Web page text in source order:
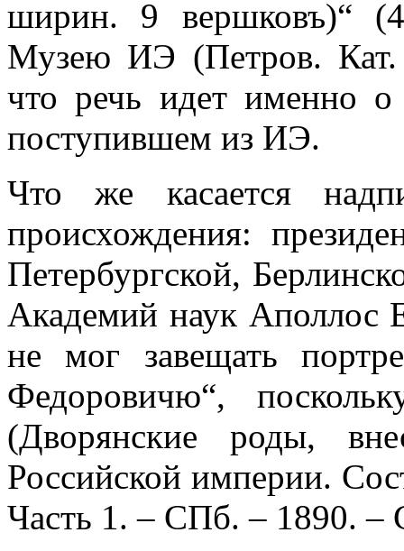
ширин. 9 вершковъ)“
Музею ИЭ (Петров.
что речь идет именно
поступившем из ИЭ.
Что же касается
происхождения:
Петербургской,
Академий наук
не мог завещать
Федоровичю“,
(Дворянские роды,
Российской империи.
Часть 1. – СПб. – 1890. –